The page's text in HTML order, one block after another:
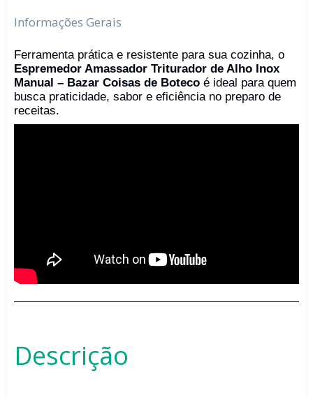
Informações Gerais
Ferramenta prática e resistente para sua cozinha, o
Espremedor Amassador Triturador de Alho Inox
Manual – Bazar Coisas de Boteco é ideal para quem
busca praticidade, sabor e eficiência no preparo de
receitas.
Descrição